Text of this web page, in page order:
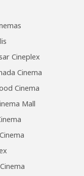
Cineplex
Cinema
Cinema
Mall